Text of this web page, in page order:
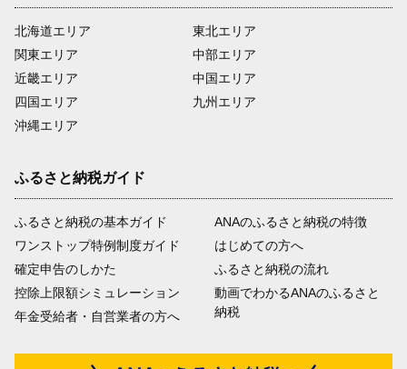
北海道エリア
関東エリア
近畿エリア
四国エリア
沖縄エリア
東北エリア
中部エリア
中国エリア
九州エリア
ふるさと納税ガイド
ふるさと納税の基本ガイド
ワンストップ特例制度ガイド
確定申告のしかた
控除上限額シミュレーション
年金受給者・自営業者の方へ
ANAのふるさと納税の特徴
はじめての方へ
ふるさと納税の流れ
動画でわかるANAのふるさと
納税